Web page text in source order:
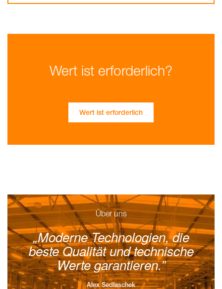
Wert ist erforderlich?
Wert ist erforderlich
Über uns
Moderne Technologien, die
beste Qualität und technische
Werte garantieren.
Alex Sedlaschek